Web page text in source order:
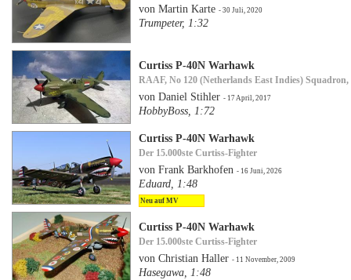
von Martin Karte- 30 Juli, 2020
Trumpeter, 1:32
Curtiss P-40N Warhawk
RAAF, No 120 (Netherlands East Indies)
von Daniel Stihler- 17 April, 2017
HobbyBoss, 1:72
Curtiss P-40N Warhawk
Der 15.000ste Curtiss-Fighter
von Frank Barkhofen- 16 Juni, 2026
Eduard, 1:48
Neu auf MV
Curtiss P-40N Warhawk
Der 15.000ste Curtiss-Fighter
von Christian Haller- 11 November, 2009
Hasegawa, 1:48